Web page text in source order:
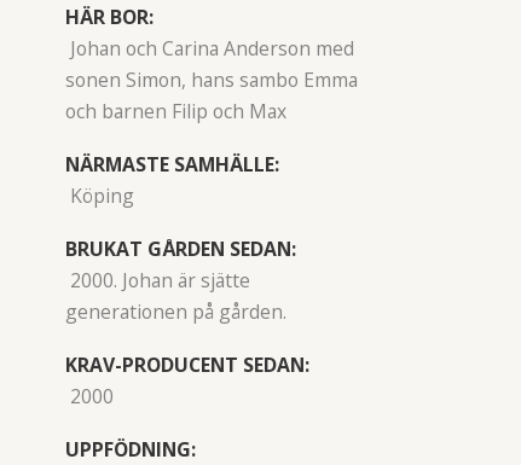
HÄR BOR:
Johan och Carina Anderson med
sonen Simon, hans sambo Emma
och barnen Filip och Max
NÄRMASTE SAMHÄLLE:
Köping
BRUKAT GÅRDEN SEDAN:
2000. Johan är sjätte
generationen på gården.
KRAV-PRODUCENT SEDAN:
2000
UPPFÖDNING: